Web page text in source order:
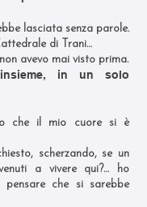
lasciata senza parole.
di Trani…
avevo mai visto prima.
in un solo
che il mio cuore si è
scherzando, se un
a vivere qui?… ho
pensare che si sarebbe